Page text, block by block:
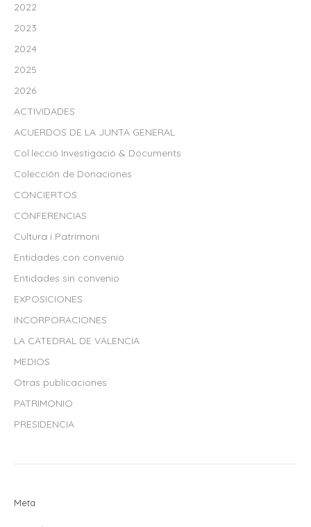
2022
2023
2024
2025
2026
ACTIVIDADES
ACUERDOS DE LA JUNTA GENERAL
Col.lecció Investigació & Documents
Colección de Donaciones
CONCIERTOS
CONFERENCIAS
Cultura i Patrimoni
Entidades con convenio
Entidades sin convenio
EXPOSICIONES
INCORPORACIONES
LA CATEDRAL DE VALENCIA
MEDIOS
Otras publicaciones
PATRIMONIO
PRESIDENCIA
Meta